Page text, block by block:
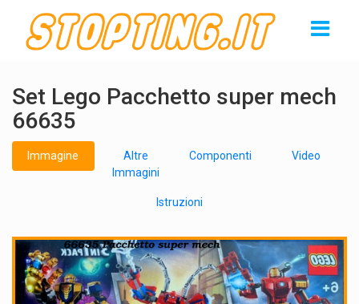
Set Lego Pacchetto super mech
66635
Immagine
Altre
Immagini
Componenti Video
Istruzioni